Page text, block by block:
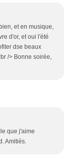
et en musique,
d'or, et oui l'été
dse beaux
/> Bonne soirée,
que j'aime
Amitiés.